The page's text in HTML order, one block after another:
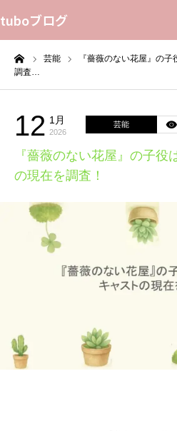
tuboブログ
芸能
『薔薇のない花屋』の
調査…
12 1月
2026
芸能
『薔薇のない花屋』の子役
の現在を調査！
花言葉
Sitemap
Contact Us
About Us